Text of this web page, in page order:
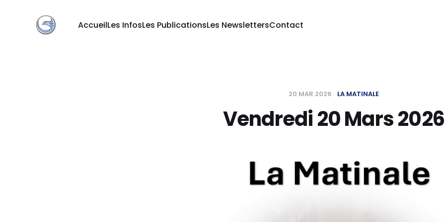
AccueilLes InfosLes PublicationsLes NewslettersContact
20 MAR 2026 LA MATINALE
Vendredi 20 Mars 2026